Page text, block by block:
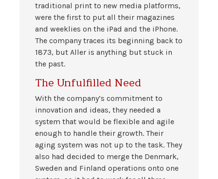
traditional print to new media platforms,
were the first to put all their magazines
and weeklies on the iPad and the iPhone.
The company traces its beginning back to
1873, but Aller is anything but stuck in
the past.
The Unfulfilled Need
With the company’s commitment to
innovation and ideas, they needed a
system that would be flexible and agile
enough to handle their growth. Their
aging system was not up to the task. They
also had decided to merge the Denmark,
Sweden and Finland operations onto one